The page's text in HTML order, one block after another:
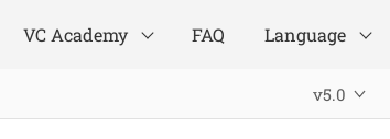
VC Academy FAQ Language
v5.0